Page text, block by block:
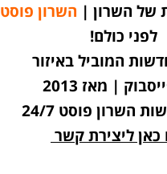
של השרון | השרון פוסט
לפני כולם!
המוביל באיזור
| מאז 2013
השרון פוסט 24/7
כאן ליצירת קשר